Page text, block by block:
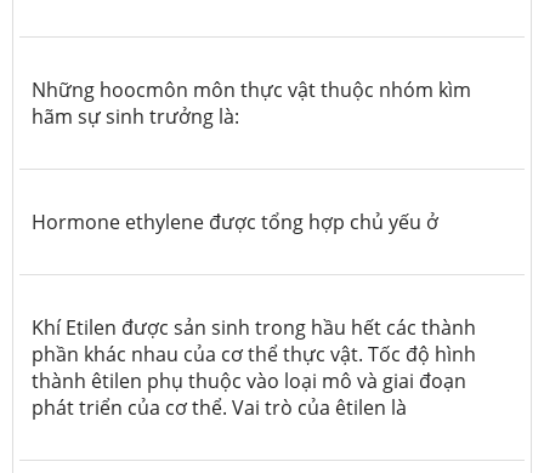
Những hoocmôn môn thực vật thuộc nhóm kìm
hãm sự sinh trưởng là:
Hormone ethylene được tổng hợp chủ yếu ở
Khí Etilen được sản sinh trong hầu hết các thành
phần khác nhau của cơ thể thực vật. Tốc độ hình
thành êtilen phụ thuộc vào loại mô và giai đoạn
phát triển của cơ thể. Vai trò của êtilen là